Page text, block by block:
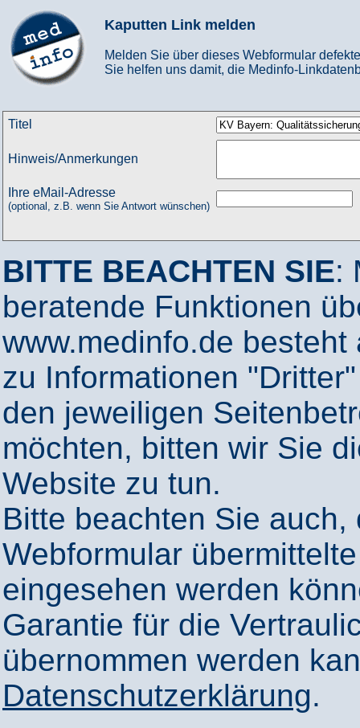
Kaputten Link melden
Melden Sie über dieses Webformular
Sie helfen uns damit, die Medinfo-
Titel
Hinweis/Anmerkungen
Ihre eMail-Adresse
(optional, z.B. wenn Sie Antwort wünschen)
BITTE BEACHTEN SIE:
beratende Funktionen
www.medinfo.de
zu Informationen
den jeweiligen
möchten, bitten wir Sie
Website zu tun.
Bitte beachten Sie
Webformular
eingesehen werden
Garantie für die
übernommen werden
Datenschutzerklärung.